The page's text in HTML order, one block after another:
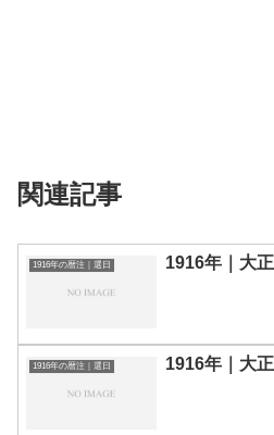
関連記事
1916年の暦注｜選日 1916年｜大
1916年の暦注｜選日 1916年｜大